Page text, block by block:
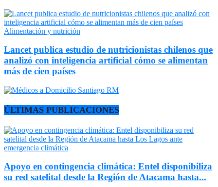
Alimentación y nutrición
Lancet publica estudio de nutricionistas chilenos que
analizó con inteligencia artificial cómo se alimentan
más de cien países
ÚLTIMAS PUBLICACIONES
Apoyo en contingencia climática: Entel disponibiliza
su red satelital desde la Región de Atacama hasta...